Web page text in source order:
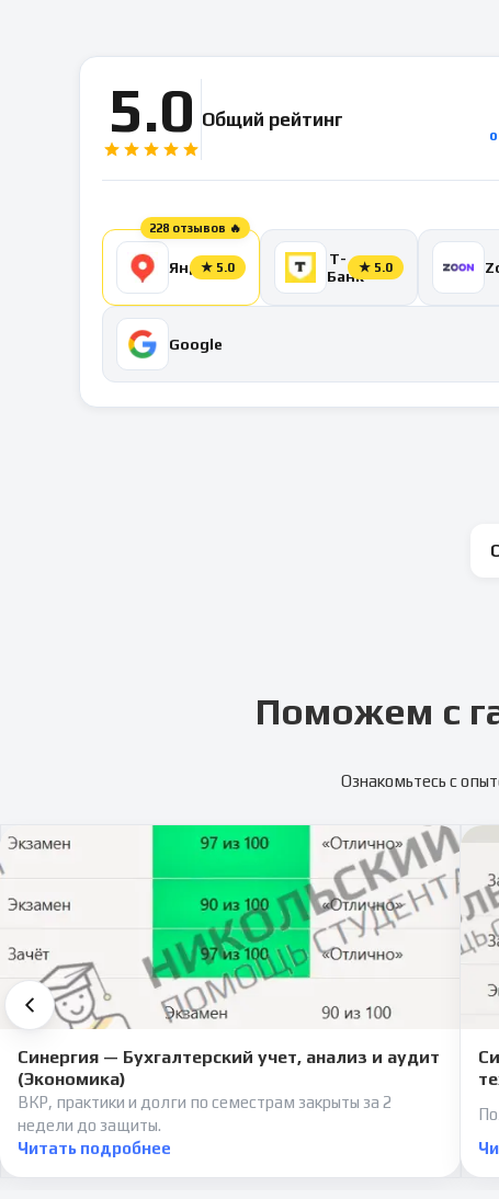
5.0 Общий рейтинг
228 отзывов 🔥
Яндекс
★ 5.0
Т-
Банк★ 5.0
Google
Поможем с
Ознакомьтесь с
Синергия — Бухгалтерский учет, анализ и аудит
(Экономика)
ВКР, практики и долги по семестрам закрыты за 2
недели до защиты.
Читать подробнее